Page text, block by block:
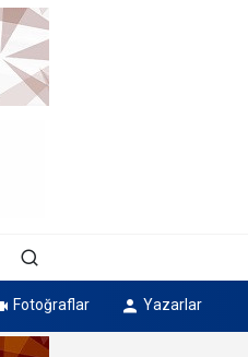
Fotoğraflar Yazarlar